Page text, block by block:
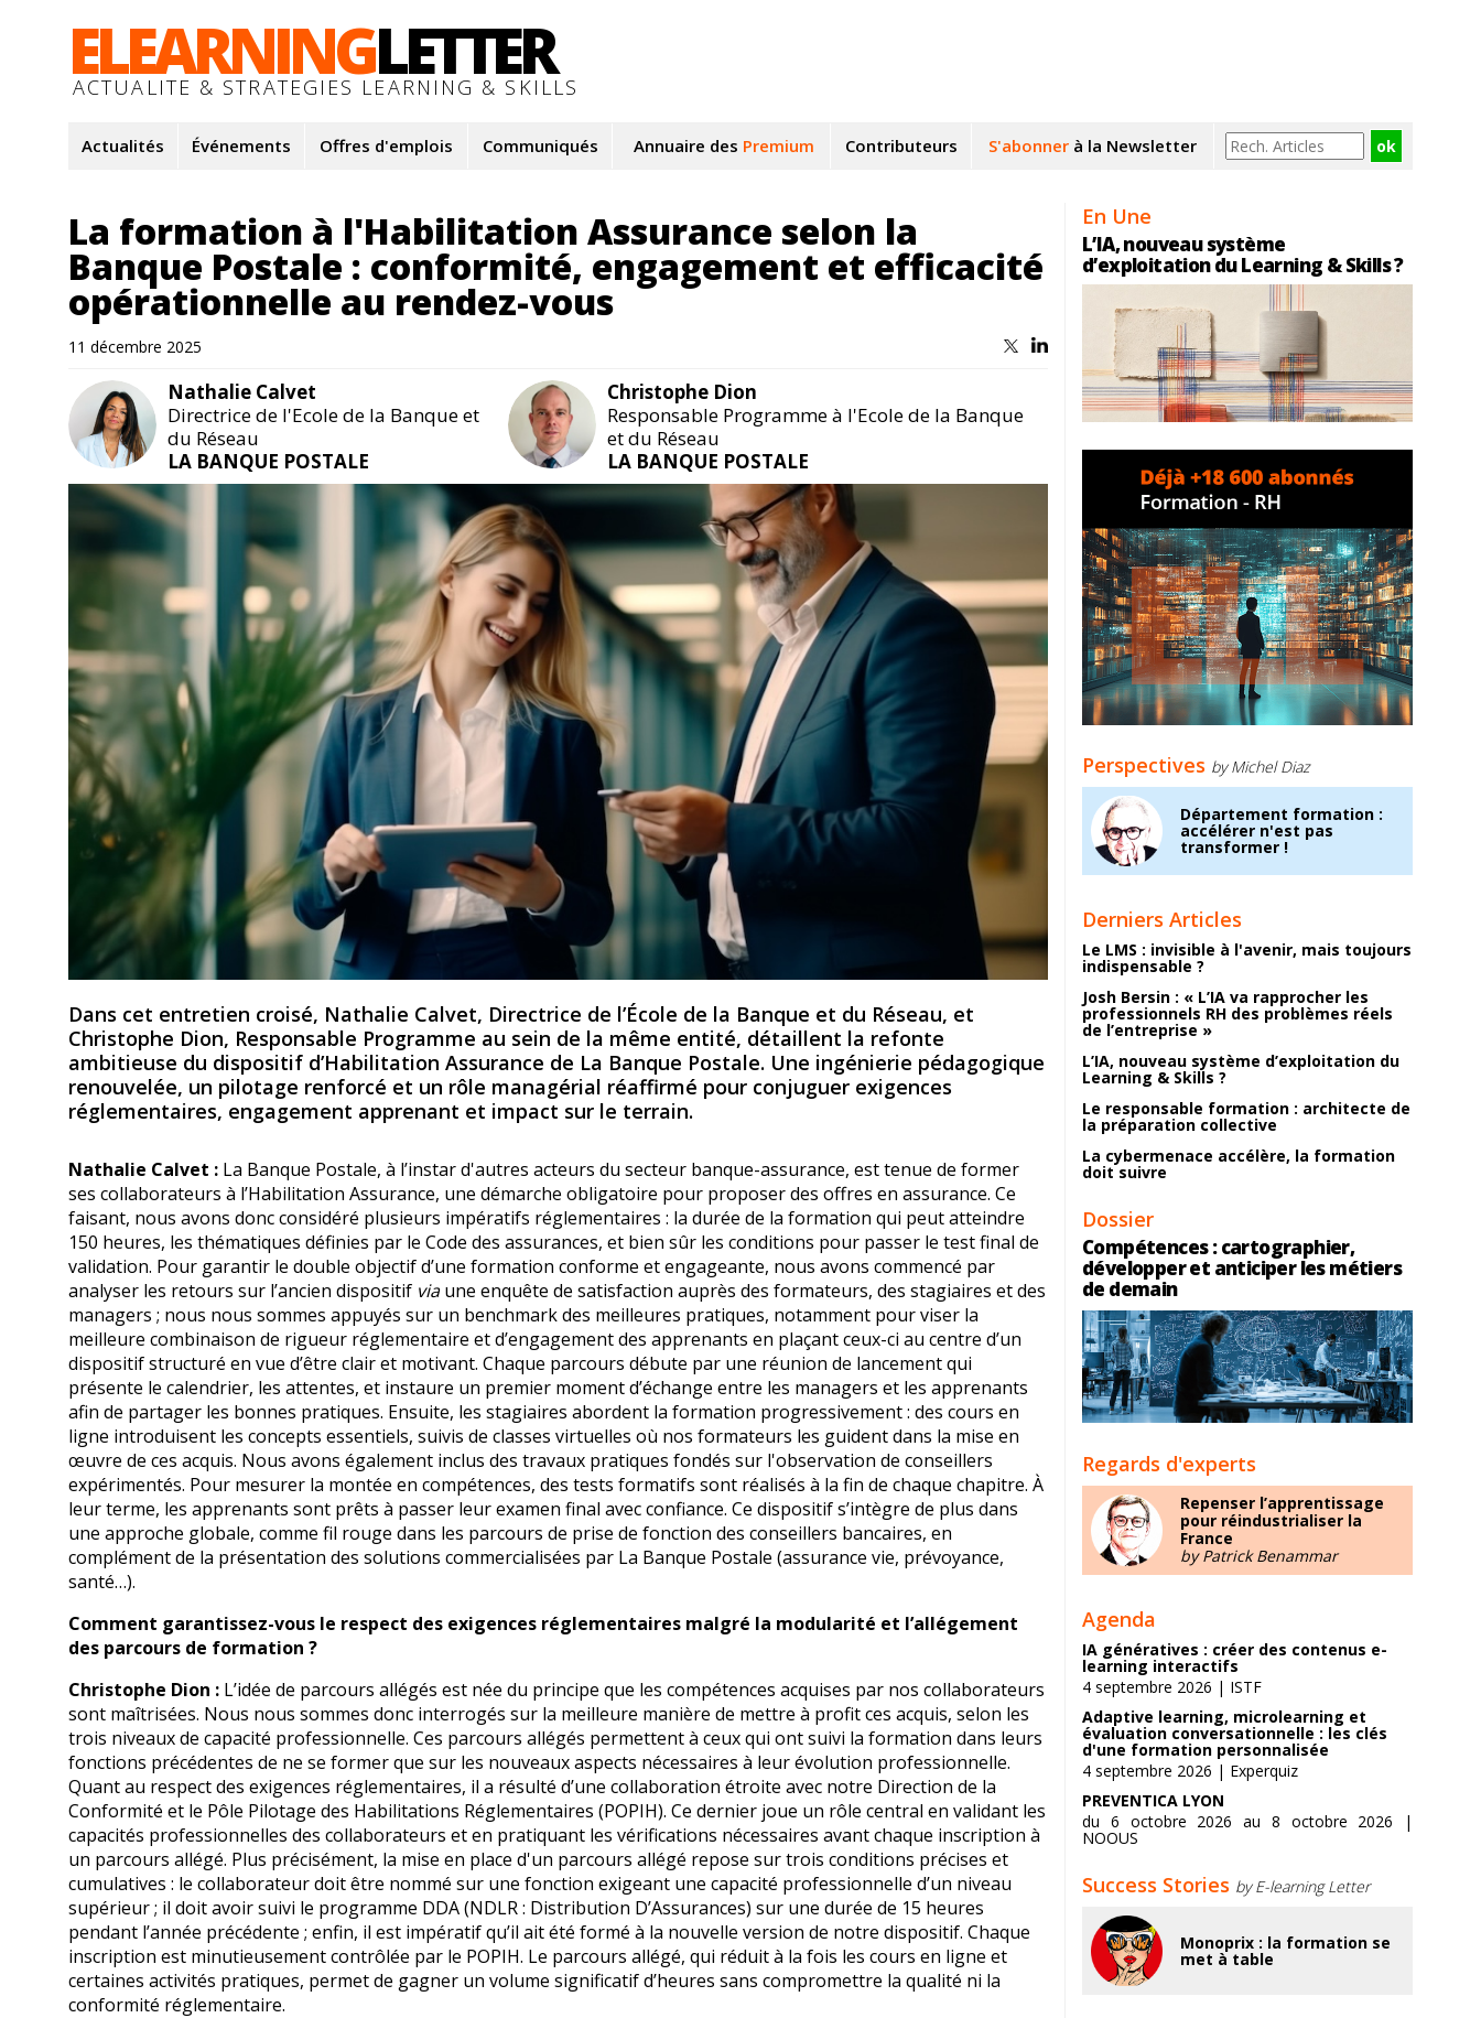
ELEARNINGLETTER
ACTUALITE & STRATEGIES LEARNING & SKILLS
Actualités Événements Offres d'emplois Communiqués Annuaire des Premium Contributeurs S'abonner à la Newsletter
La formation à l'Habilitation Assurance selon la
Banque Postale : conformité, engagement et efficacité
opérationnelle au rendez-vous
11 décembre 2025
Nathalie Calvet
Directrice de l'Ecole de la Banque et
du Réseau
LA BANQUE POSTALE
Christophe Dion
Responsable Programme à l'Ecole de la Banque
et du Réseau
LA BANQUE POSTALE
Dans cet entretien croisé, Nathalie Calvet, Directrice de l’École de la Banque et du Réseau, et
Christophe Dion, Responsable Programme au sein de la même entité, détaillent la refonte
ambitieuse du dispositif d’Habilitation Assurance de La Banque Postale. Une ingénierie pédagogique
renouvelée, un pilotage renforcé et un rôle managérial réaffirmé pour conjuguer exigences
réglementaires, engagement apprenant et impact sur le terrain.
Nathalie Calvet : La Banque Postale, à l’instar d'autres acteurs du secteur banque-assurance, est tenue de former
ses collaborateurs à l’Habilitation Assurance, une démarche obligatoire pour proposer des offres en assurance. Ce
faisant, nous avons donc considéré plusieurs impératifs réglementaires : la durée de la formation qui peut atteindre
150 heures, les thématiques définies par le Code des assurances, et bien sûr les conditions pour passer le test final de
validation. Pour garantir le double objectif d’une formation conforme et engageante, nous avons commencé par
analyser les retours sur l’ancien dispositif viaune enquête de satisfaction auprès des formateurs, des stagiaires et des
managers ; nous nous sommes appuyés sur un benchmark des meilleures pratiques, notamment pour viser la
meilleure combinaison de rigueur réglementaire et d’engagement des apprenants en plaçant ceux-ci au centre d’un
dispositif structuré en vue d’être clair et motivant. Chaque parcours débute par une réunion de lancement qui
présente le calendrier, les attentes, et instaure un premier moment d’échange entre les managers et les apprenants
afin de partager les bonnes pratiques. Ensuite, les stagiaires abordent la formation progressivement : des cours en
ligne introduisent les concepts essentiels, suivis de classes virtuelles où nos formateurs les guident dans la mise en
œuvre de ces acquis. Nous avons également inclus des travaux pratiques fondés sur l'observation de conseillers
expérimentés. Pour mesurer la montée en compétences, des tests formatifs sont réalisés à la fin de chaque chapitre. À
leur terme, les apprenants sont prêts à passer leur examen final avec confiance. Ce dispositif s’intègre de plus dans
une approche globale, comme fil rouge dans les parcours de prise de fonction des conseillers bancaires, en
complément de la présentation des solutions commercialisées par La Banque Postale (assurance vie, prévoyance,
santé…).
Comment garantissez-vous le respect des exigences réglementaires malgré la modularité et l’allégement
des parcours de formation ?
Christophe Dion : L’idée de parcours allégés est née du principe que les compétences acquises par nos collaborateurs
sont maîtrisées. Nous nous sommes donc interrogés sur la meilleure manière de mettre à profit ces acquis, selon les
trois niveaux de capacité professionnelle. Ces parcours allégés permettent à ceux qui ont suivi la formation dans leurs
fonctions précédentes de ne se former que sur les nouveaux aspects nécessaires à leur évolution professionnelle.
Quant au respect des exigences réglementaires, il a résulté d’une collaboration étroite avec notre Direction de la
Conformité et le Pôle Pilotage des Habilitations Réglementaires (POPIH). Ce dernier joue un rôle central en validant les
capacités professionnelles des collaborateurs et en pratiquant les vérifications nécessaires avant chaque inscription à
un parcours allégé. Plus précisément, la mise en place d'un parcours allégé repose sur trois conditions précises et
cumulatives : le collaborateur doit être nommé sur une fonction exigeant une capacité professionnelle d’un niveau
supérieur ; il doit avoir suivi le programme DDA (NDLR : Distribution D’Assurances) sur une durée de 15 heures
pendant l’année précédente ; enfin, il est impératif qu’il ait été formé à la nouvelle version de notre dispositif. Chaque
inscription est minutieusement contrôlée par le POPIH. Le parcours allégé, qui réduit à la fois les cours en ligne et
certaines activités pratiques, permet de gagner un volume significatif d’heures sans compromettre la qualité ni la
conformité réglementaire.
En Une
L’IA, nouveau système
d’exploitation du Learning & Skills ?
Perspectives by Michel Diaz
Département formation :
accélérer n'est pas
transformer !
Derniers Articles
Le LMS : invisible à l'avenir, mais toujours
indispensable ?
Josh Bersin : « L’IA va rapprocher les
professionnels RH des problèmes réels
de l’entreprise »
L’IA, nouveau système d’exploitation du
Learning & Skills ?
Le responsable formation : architecte de
la préparation collective
La cybermenace accélère, la formation
doit suivre
Dossier
Compétences : cartographier,
développer et anticiper les métiers
de demain
Regards d'experts
Repenser l’apprentissage
pour réindustrialiser la
France
by Patrick Benammar
Agenda
IA génératives : créer des contenus e-
learning interactifs
4 septembre 2026 | ISTF
Adaptive learning, microlearning et
évaluation conversationnelle : les clés
d'une formation personnalisée
4 septembre 2026 | Experquiz
PREVENTICA LYON
du 6 octobre 2026 au 8 octobre 2026 |
NOOUS
Success Stories by E-learning Letter
Monoprix : la formation se
met à table